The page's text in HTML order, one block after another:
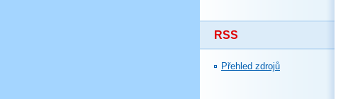
RSS
Přehled zdrojů